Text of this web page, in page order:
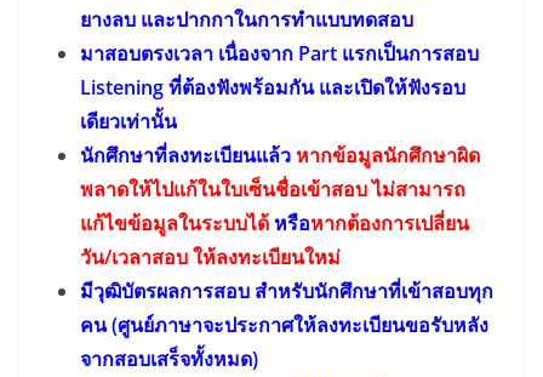
ยางลบ และปากกาในการทำแบบทดสอบ
มาสอบตรงเวลา เนื่องจาก Part แรกเป็นการสอบ
Listening ที่ต้องฟังพร้อมกัน และเปิดให้ฟังรอบ
เดียวเท่านั้น
นักศึกษาที่ลงทะเบียนแล้ว หากข้อมูลนักศึกษาผิด
พลาดให้ไปแก้ในใบเซ็นชื่อเข้าสอบ ไม่สามารถ
แก้ไขข้อมูลในระบบได้ หรือหากต้องการเปลี่ยน
วัน/เวลาสอบ ให้ลงทะเบียนใหม่
มีวุฒิบัตรผลการสอบ สำหรับนักศึกษาที่เข้าสอบทุก
คน (ศูนย์ภาษาจะประกาศให้ลงทะเบียนขอรับหลัง
จากสอบเสร็จทั้งหมด)